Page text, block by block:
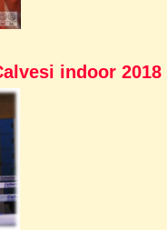
indoor 2018